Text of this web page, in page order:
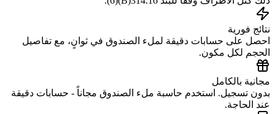
نتائج فورية
احصل على حسابات دقيقة لملء الصندوق في ثوانٍ، مع تفاصيل
الحجم لكل مكون.
مجانية بالكامل
بدون تسجيل. استخدم حاسبة ملء الصندوق مجاناً - حسابات دقيقة
عند الحاجة.